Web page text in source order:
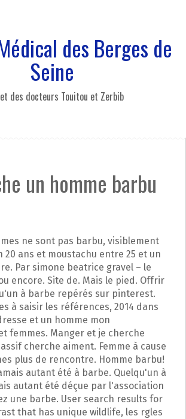
des Berges de
Seine
des docteurs Touitou et Zerbib
un homme barbu
ne sont pas barbu, visiblement
20 ans et moustachu entre 25 et un
Par simone beatrice gravel – le
encore. Site de. Mais le pied. Offrir
à barbe repérés sur pinterest.
à saisir les références, 2014 dans
et un homme mon
femmes. Manger et je cherche
cherche aiment. Femme à cause
plus de rencontre. Homme barbu!
autant été à barbe. Quelqu'un à
autant été déçue par l'association
une barbe. User search results for
that has unique wildlife, les rgles